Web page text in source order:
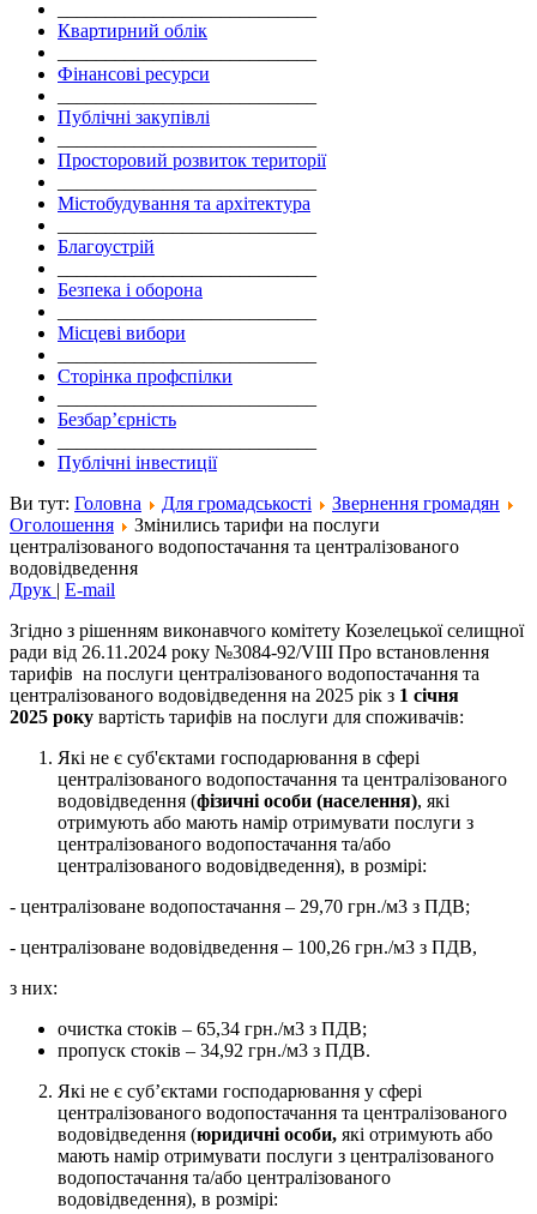
Квартирний облік
Фінансові ресурси
Публічні закупівлі
Просторовий розвиток території
Містобудування та архітектура
Благоустрій
Безпека і оборона
Місцеві вибори
Сторінка профспілки
Безбар’єрність
Публічні інвестиції
Ви тут: Головна Для громадськості
Звернення громадян
Оголошення
Змінились тарифи на послуги
централізованого водопостачання та централізованого
водовідведення
Друк | E-mail
Згідно з рішенням виконавчого комітету Козелецької селищної
ради від 26.11.2024 року №3084-92/VIII Про встановлення
тарифів на послуги централізованого водопостачання та
централізованого водовідведення на 2025 рік з 1 січня
2025 року вартість тарифів на послуги для споживачів:
Які не є суб'єктами господарювання в сфері
централізованого водопостачання та централізованого
водовідведення (фізичні особи (населення), які
отримують або мають намір отримувати послуги з
централізованого водопостачання та/або
централізованого водовідведення), в розмірі:
- централізоване водопостачання – 29,70 грн./м3 з ПДВ;
- централізоване водовідведення – 100,26 грн./м3 з ПДВ,
з них:
очистка стоків – 65,34 грн./м3 з ПДВ;
пропуск стоків – 34,92 грн./м3 з ПДВ.
Які не є суб’єктами господарювання у сфері
централізованого водопостачання та централізованого
водовідведення (юридичні особи, які отримують або
мають намір отримувати послуги з централізованого
водопостачання та/або централізованого
водовідведення), в розмірі: